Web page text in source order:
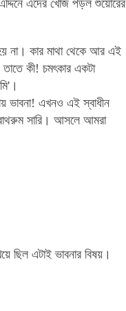
এদের খোঁজ পড়ল শুয়োরের
হয় না। কার মাথা থেকে আর এই
তাতে কী! চমৎকার একটা
ভাবনা! এখনও এই স্বাধীন
সারি। আসলে আমরা
ছিল এটাই ভাবনার বিষয়।